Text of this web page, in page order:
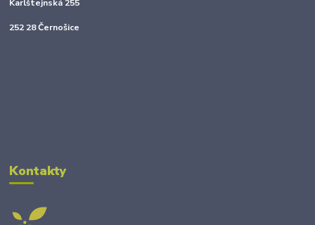
Karlštejnská 255
252 28 Černošice
Kontakty